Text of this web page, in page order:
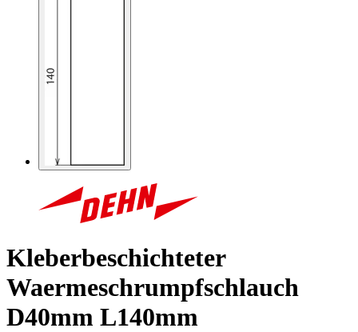
Kleberbeschichteter
Waermeschrumpfschlauch
D40mm L140mm